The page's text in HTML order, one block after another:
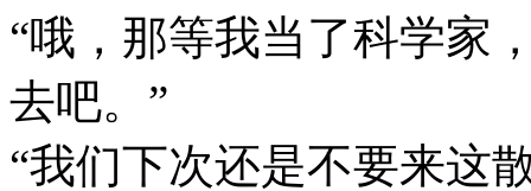
“哦，那等我当了科学家
去吧。”
“我们下次还是不要来这